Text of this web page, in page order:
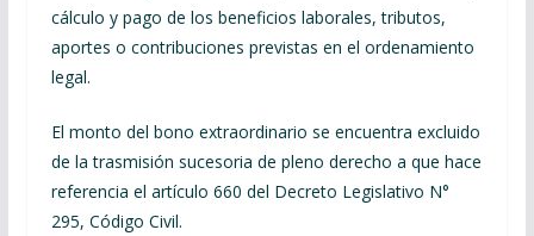
cálculo y pago de los beneficios laborales, tributos,
aportes o contribuciones previstas en el ordenamiento
legal.
El monto del bono extraordinario se encuentra excluido
de la trasmisión sucesoria de pleno derecho a que hace
referencia el artículo 660 del Decreto Legislativo N°
295, Código Civil.